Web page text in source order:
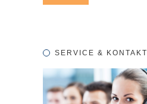
SERVICE & KONTAKT